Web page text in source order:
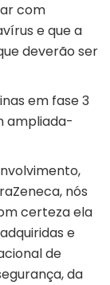
com
e que a
deverão ser
em fase 3
ampliada-
nós
certeza ela
e
de
da